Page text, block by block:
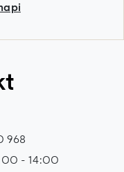
968
- 14:00